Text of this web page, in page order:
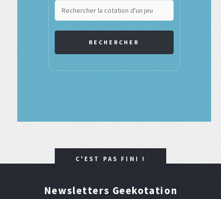
RECHERCHER
C'EST PAS FINI !
Newsletters Geekotation